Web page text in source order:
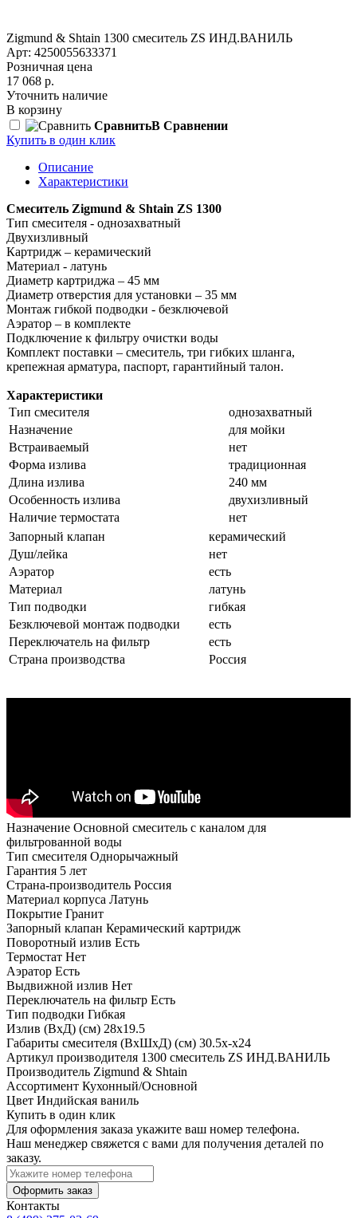
Zigmund & Shtain 1300 смеситель ZS ИНД.ВАНИЛЬ
Арт: 4250055633371
Розничная цена
17 068 р.
Уточнить наличие
В корзину
СравнитьВ Сравнении
Купить в один клик
Описание
Характеристики
Смеситель Zigmund & Shtain ZS 1300
Тип смесителя - однозахватный
Двухизливный
Картридж – керамический
Материал - латунь
Диаметр картриджа – 45 мм
Диаметр отверстия для установки – 35 мм
Монтаж гибкой подводки - безключевой
Аэратор – в комплекте
Подключение к фильтру очистки воды
Комплект поставки – смеситель, три гибких шланга,
крепежная арматура, паспорт, гарантийный талон.
Характеристики
Тип смесителя
однозахватный
Назначение
для мойки
Встраиваемый
нет
Форма излива
традиционная
Длина излива
240 мм
Особенность излива
двухизливный
Наличие термостата
нет
Запорный клапан
керамический
Душ/лейка
нет
Аэратор
есть
Материал
латунь
Тип подводки
гибкая
Безключевой монтаж подводки
есть
Переключатель на фильтр
есть
Страна производства
Россия
Назначение Основной смеситель с каналом для
фильтрованной воды
Тип смесителя Однорычажный
Гарантия 5 лет
Страна-производитель Россия
Материал корпуса Латунь
Покрытие Гранит
Запорный клапан Керамический картридж
Поворотный излив Есть
Термостат Нет
Аэратор Есть
Выдвижной излив Нет
Переключатель на фильтр Есть
Тип подводки Гибкая
Излив (ВхД) (см) 28х19.5
Габариты смесителя (ВхШхД) (см) 30.5х-х24
Артикул производителя 1300 смеситель ZS ИНД.ВАНИЛЬ
Производитель Zigmund & Shtain
Ассортимент Кухонный/Основной
Цвет Индийская ваниль
Купить в один клик
Для оформления заказа укажите ваш номер телефона.
Наш менеджер свяжется с вами для получения деталей по
заказу.
Оформить заказ
Контакты